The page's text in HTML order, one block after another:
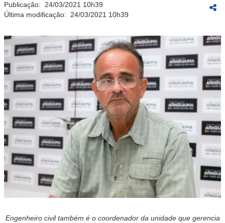
Publicação: 24/03/2021 10h39
Última modificação: 24/03/2021 10h39
Engenheiro civil também é o coordenador da unidade que gerencia